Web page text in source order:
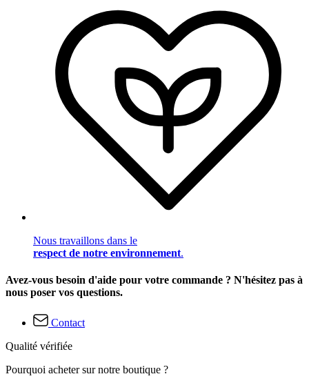
Nous travaillons dans le
respect de notre environnement.
Avez-vous besoin d'aide pour votre commande ? N'hésitez pas à
nous poser vos questions.
Contact
Qualité vérifiée
Pourquoi acheter sur notre boutique ?